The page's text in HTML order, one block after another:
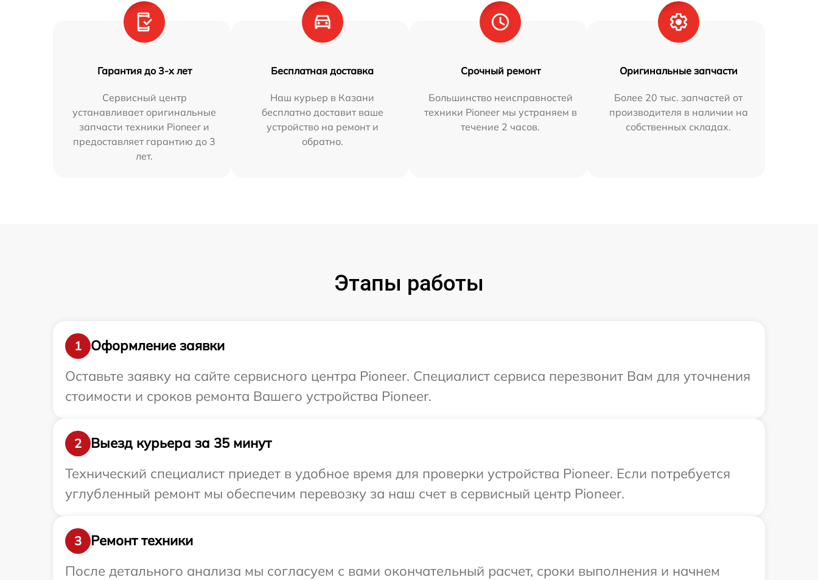
Гарантия до 3-х лет
Сервисный центр
устанавливает оригинальные
запчасти техники Pioneer и
предоставляет гарантию до 3
лет.
Бесплатная доставка
Наш курьер в Казани
бесплатно доставит ваше
устройство на ремонт и
обратно.
Срочный ремонт
Большинство неисправностей
техники Pioneer мы устраняем в
течение 2 часов.
Оригинальные запчасти
Более 20 тыс. запчастей от
производителя в наличии на
собственных складах.
Этапы работы
1
Оформление заявки
Оставьте заявку на сайте сервисного центра Pioneer. Специалист сервиса перезвонит Вам для уточнения
стоимости и сроков ремонта Вашего устройства Pioneer.
2
Выезд курьера за 35 минут
Технический специалист приедет в удобное время для проверки устройства Pioneer. Если потребуется
углубленный ремонт мы обеспечим перевозку за наш счет в сервисный центр Pioneer.
3
Ремонт техники
После детального анализа мы согласуем с вами окончательный расчет, сроки выполнения и начнем